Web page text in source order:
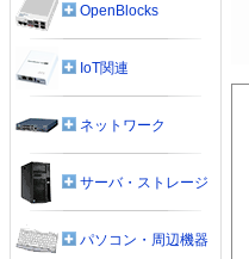
OpenBlocks
IoT関連
ネットワーク
サーバ・ストレージ
パソコン・周辺機器